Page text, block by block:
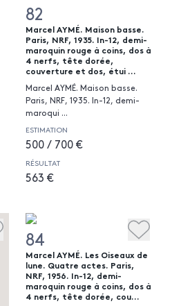
82
Marcel AYMÉ. Maison basse.
Paris, NRF, 1935. In-12, demi-
maroquin rouge à coins, dos à
4 nerfs, tête dorée,
couverture et dos, étui ...
Marcel AYMÉ. Maison basse.
Paris, NRF, 1935. In-12, demi-
maroqui ...
ESTIMATION
500 / 700 €
RÉSULTAT
563 €
84
Marcel AYMÉ. Les Oiseaux de
lune. Quatre actes. Paris,
NRF, 1956. In-12, demi-
maroquin rouge à coins, dos à
4 nerfs, tête dorée, cou...